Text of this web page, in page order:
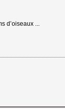
d’oiseaux ...